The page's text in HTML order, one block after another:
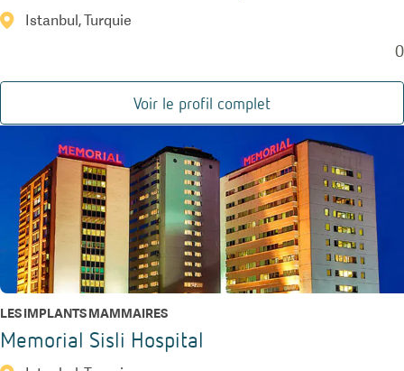
Istanbul, Turquie
0
Voir le profil complet
LES IMPLANTS MAMMAIRES
Memorial Sisli Hospital